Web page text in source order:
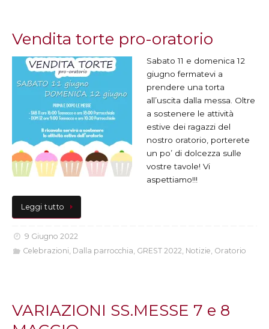
Vendita torte pro-oratorio
Sabato 11 e domenica 12
giugno fermatevi a
prendere una torta
all’uscita dalla messa. Oltre
a sostenere le attività
estive dei ragazzi del
nostro oratorio, porterete
un po’ di dolcezza sulle
vostre tavole! Vi
aspettiamo!!!
Leggi tutto
9 Giugno 2022
Celebrazioni, Dalla parrocchia, GREST 2022, Notizie, Oratorio
VARIAZIONI SS.MESSE 7 e 8